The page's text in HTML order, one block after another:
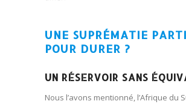
UNE SUPRÉMATIE
POUR DURER ?
UN RÉSERVOIR SANS
Nous l’avons mentionné, l’Afrique du